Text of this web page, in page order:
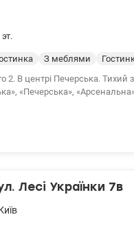
З меблями
2. В центрі Печерська. Тихий
«Печерська»,
Лесі Українки 7в